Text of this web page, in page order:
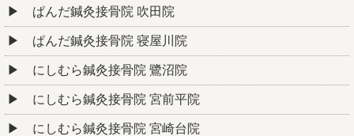
ぱんだ鍼灸接骨院 吹田院
ぱんだ鍼灸接骨院 寝屋川院
にしむら鍼灸接骨院 鷺沼院
にしむら鍼灸接骨院 宮前平院
にしむら鍼灸接骨院 宮崎台院